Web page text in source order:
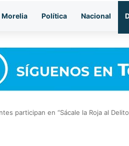
Morelia Política Nacional
participan en “Sácale la Roja al